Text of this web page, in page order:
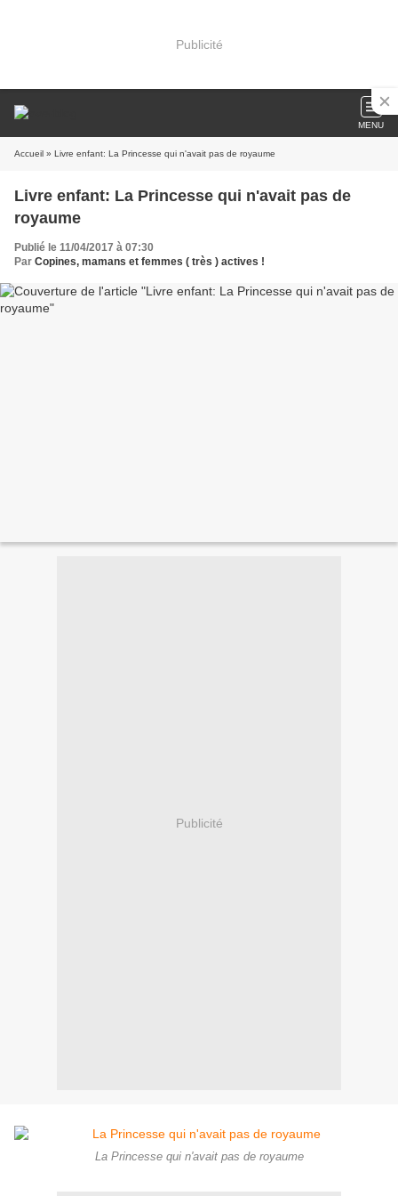
Publicité
MENU
Accueil » Livre enfant: La Princesse qui n'avait pas de royaume
Livre enfant: La Princesse qui n'avait pas de
royaume
Publié le 11/04/2017 à 07:30
Par Copines, mamans et femmes ( très ) actives !
Publicité
La Princesse qui n'avait pas de royaume